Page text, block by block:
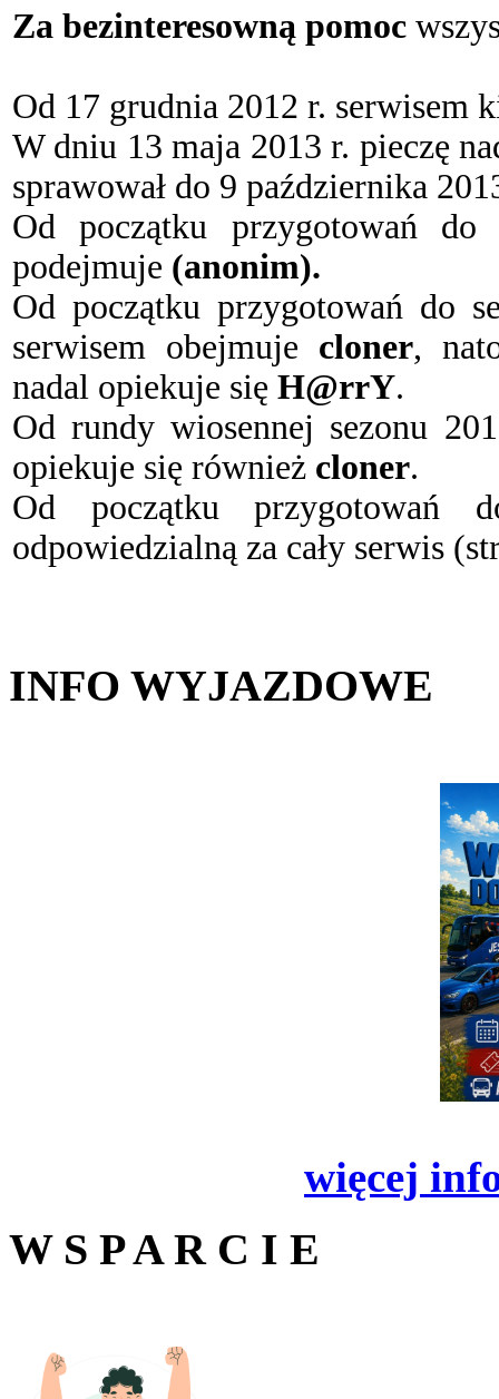
Za bezinteresowną pomoc
Od 17 grudnia 2012 r. serwisem
W dniu 13 maja 2013 r. pieczę
sprawował do 9 października
Od początku przygotowań do
podejmuje (anonim).
Od początku przygotowań do
serwisem obejmuje cloner,
nadal opiekuje się H@rrY.
Od rundy wiosennej sezonu
opiekuje się również cloner.
Od początku przygotowań
odpowiedzialną za cały serwis
INFO WYJAZDOWE
więcej
W S P A R C I E